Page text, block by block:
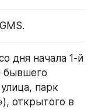
дня начала 1-й
бывшего
парк
открытого в